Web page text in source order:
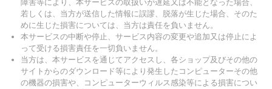
障害等により、本サービスの取扱いが遅延又は不能となった場合、
若しくは、当方が送信した情報に誤謬、脱落が生じた場合、そのた
めに生じた損害については、当方は責任を負いません。
本サービスの中断や停止、サービス内容の変更や追加又は停止によ
って受ける損害責任を一切負いません。
当方は、本サービスを通じてアクセスし、各ショップ及びその他の
サイトからのダウンロード等により発生したコンピューターその他
の機器の損害や、コンピューターウィルス感染等による損害につい